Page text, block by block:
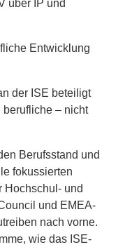
über IP und
Entwicklung
der ISE beteiligt
– nicht
Berufsstand und
fokussierten
Hochschul- und
und EMEA-
nach vorne.
wie das ISE-